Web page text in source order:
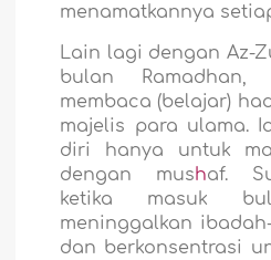
menamatkannya
Lain lagi dengan Az-
bulan
membaca (belajar)
majelis para ulama.
diri hanya untuk
dengan mushaf.
ketika masuk
meninggalkan
dan berkonsentrasi